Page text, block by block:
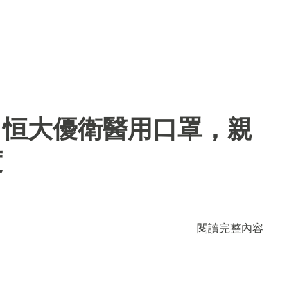
恒大優衛醫用口罩，親
閱讀完整內容